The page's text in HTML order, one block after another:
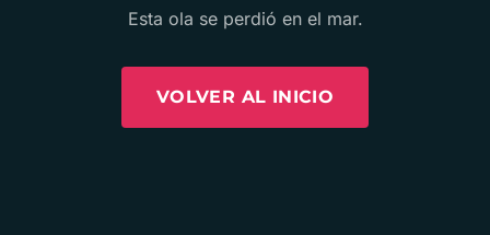
Esta ola se perdió en el mar.
VOLVER AL INICIO